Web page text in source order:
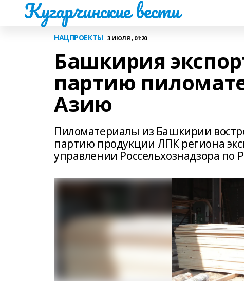
Кугарчинские вести
НАЦПРОЕКТЫ 3 ИЮЛЯ , 01:20
Башкирия
партию
Азию
Пиломатериалы из Башкирии
партию продукции ЛПК региона
управлении Россельхознадзора по